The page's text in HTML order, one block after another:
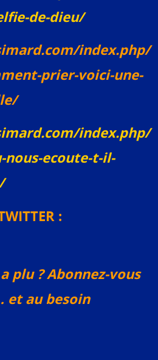
de-dieu/
index.php/
prier-voici-une-
index.php/
nous-ecoute-t-il-
:
plu ? Abonnez-vous
et au besoin